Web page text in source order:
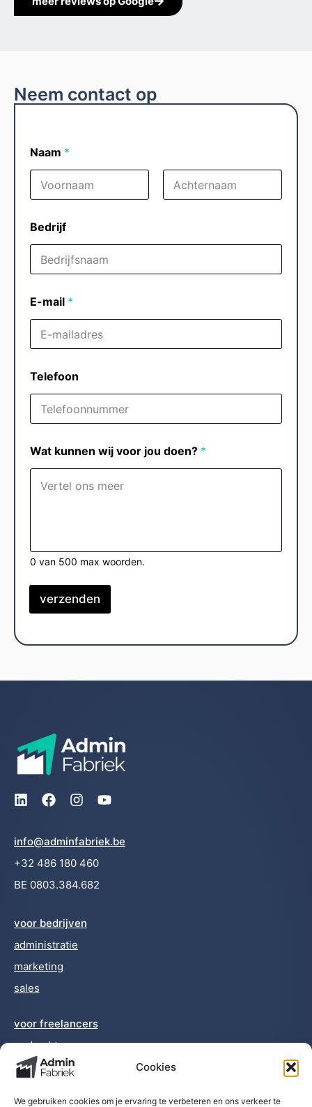
Cookies
We gebruiken cookies om je ervaring te verbeteren en ons verkeer te
Neem contact op
Naam *
Bedrijf
E-mail *
Telefoon
Wat kunnen wij voor jou doen? *
0 van 500 max woorden.
verzenden
info@adminfabriek.be
+32 486 180 460
BE 0803.384.682
voor bedrijven
administratie
marketing
sales
voor freelancers
opdrachten
opleiding